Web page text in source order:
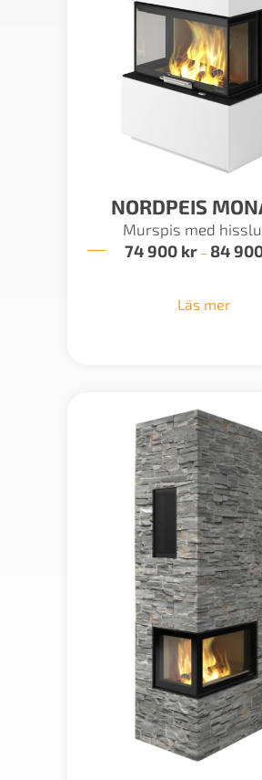
NORDPEIS
Murspis med
74 900 kr – 84
Läs mer